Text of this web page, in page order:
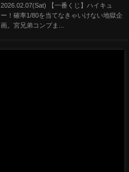
せん。（一番くじ、一番賞、ハ
イキュー）
2026.02.07(Sat) 【一番くじ】ハイキュ
ー！確率1/80を当てなきゃいけない地獄企
画。宮兄弟コンプま...